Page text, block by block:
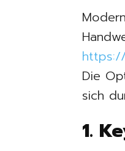
Die
sich
1.